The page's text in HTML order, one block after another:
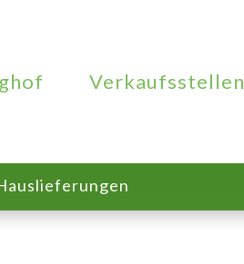
Verkaufsstellen